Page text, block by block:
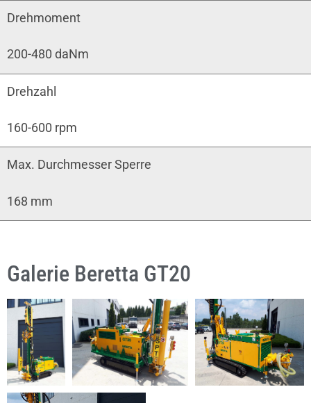
Drehmoment
200-480 daNm
Drehzahl
160-600 rpm
Max. Durchmesser Sperre
168 mm
Galerie Beretta GT20